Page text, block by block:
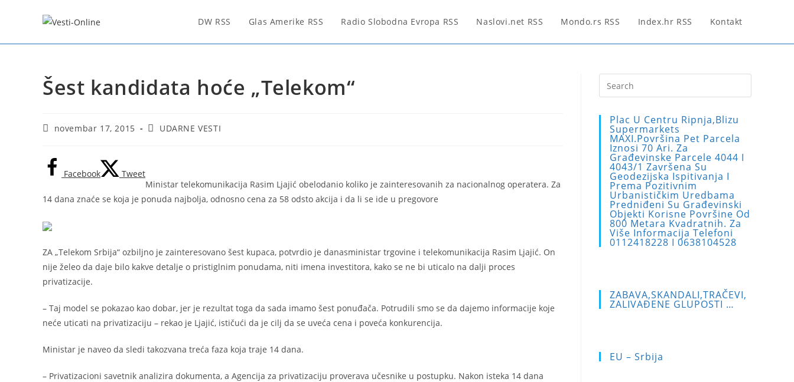
DW RSS Glas Amerike RSS Radio Slobodna Evropa RSS Naslovi.net RSS Mondo.rs RSS Index.hr RSS Kontakt
Šest kandidata hoće „Telekom“
Postnovembar 17, 2015
PostUDARNE VESTI
Facebook
Tweet
Ministar telekomunikacija Rasim Ljajić obelodanio koliko je zainteresovanih za nacionalnog operatera. Za
14 dana znaće se koja je ponuda najbolja, odnosno cena za 58 odsto akcija i da li se ide u pregovore
ZA „Telekom Srbija“ ozbiljno je zainteresovano šest kupaca, potvrdio je danasministar trgovine i telekomunikacija Rasim Ljajić. On
nije želeo da daje bilo kakve detalje o pristiglnim ponudama, niti imena investitora, kako se ne bi uticalo na dalji proces
privatizacije.
– Taj model se pokazao kao dobar, jer je rezultat toga da sada imamo šest ponuđača. Potrudili smo se da dajemo informacije koje
neće uticati na privatizaciju – rekao je Ljajić, ističući da je cilj da se uveća cena i poveća konkurencija.
Ministar je naveo da sledi takozvana treća faza koja traje 14 dana.
– Privatizacioni savetnik analizira dokumenta, a Agencija za privatizaciju proverava učesnike u postupku. Nakon isteka 14 dana
Escape
Plac U Centru Ripnja,blizu
Supermarkets
MAXI.Površina Pet Parcela
Iznosi 70 Ari. Za
Građevinske Parcele 4044 I
4043/1 Završena Su
Geodezijska Ispitivanja I
Prema Pozitivnim
Urbanističkim Uredbama
Predniđeni Su Građevinski
Objekti Korisne Površine Od
800 Metara Kvadratnih. Za
Više Informacija Telefoni
0112418228 I 0638104528
ZABAVA,SKANDALI,TRAČEVI,
ZALIVAĐENE GLUPOSTI …
EU – Srbija